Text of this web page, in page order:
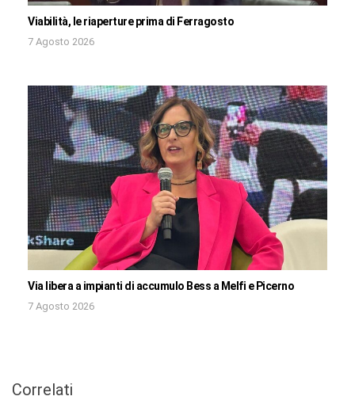
Viabilità, le riaperture prima di Ferragosto
7 Agosto 2026
Via libera a impianti di accumulo Bess a Melfi e Picerno
7 Agosto 2026
Correlati